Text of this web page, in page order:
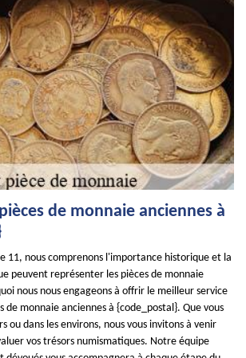
de monnaie anciennes à
11, nous comprenons l'importance historique et la
peuvent représenter les pièces de monnaie
nous nous engageons à offrir le meilleur service
de monnaie anciennes à {code_postal}. Que vous
ou dans les environs, nous vous invitons à venir
vos trésors numismatiques. Notre équipe